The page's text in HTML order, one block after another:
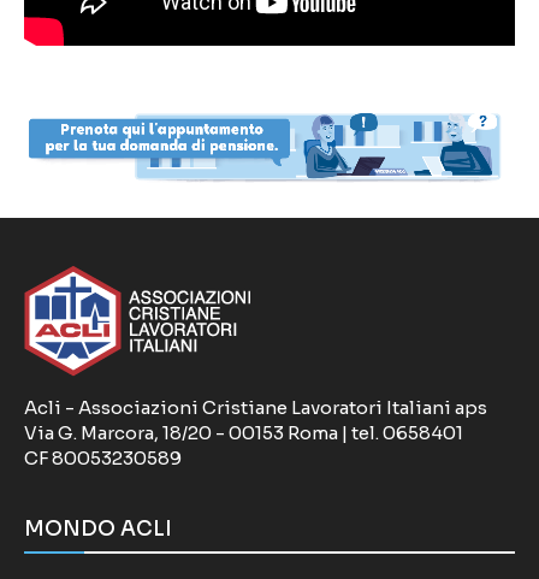
Acli - Associazioni Cristiane Lavoratori Italiani aps
Via G. Marcora, 18/20 - 00153 Roma | tel. 0658401
CF 80053230589
MONDO ACLI